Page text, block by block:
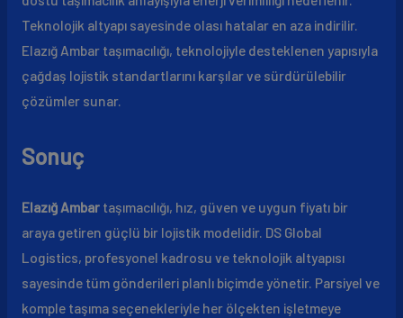
Teknolojik altyapı sayesinde olası hatalar en aza indirilir.
Elazığ Ambar taşımacılığı, teknolojiyle desteklenen yapısıyla
çağdaş lojistik standartlarını karşılar ve sürdürülebilir
çözümler sunar.
Sonuç
Elazığ Ambartaşımacılığı, hız, güven ve uygun fiyatı bir
araya getiren güçlü bir lojistik modelidir. DS Global
Logistics, profesyonel kadrosu ve teknolojik altyapısı
sayesinde tüm gönderileri planlı biçimde yönetir. Parsiyel ve
komple taşıma seçenekleriyle her ölçekten işletmeye